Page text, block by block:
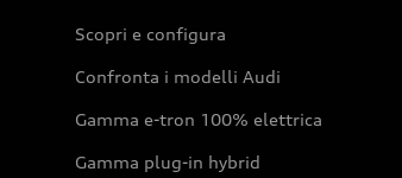
Scopri e configura
Confronta i modelli Audi
Gamma e-tron 100% elettrica
Gamma plug-in hybrid